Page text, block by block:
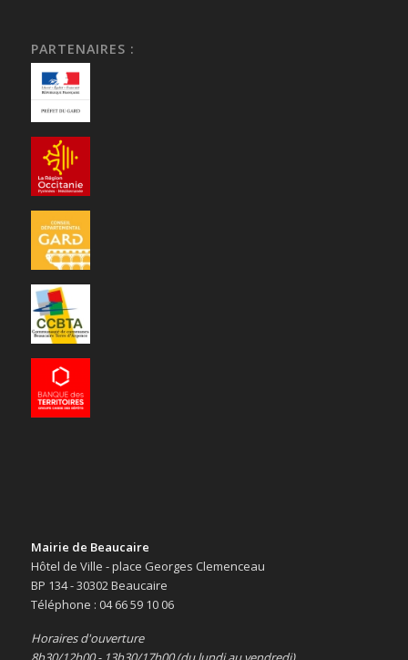
PARTENAIRES :
Mairie de Beaucaire
Hôtel de Ville - place Georges Clemenceau
BP 134 - 30302 Beaucaire
Téléphone : 04 66 59 10 06
Horaires d'ouverture